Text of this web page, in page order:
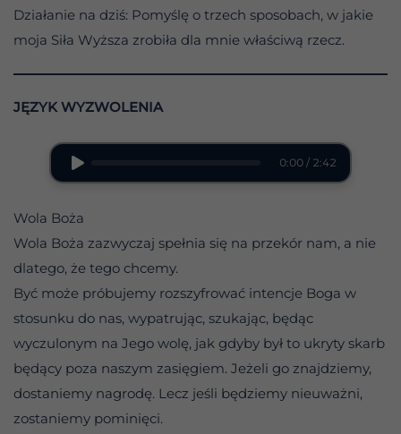
Działanie na dziś: Pomyślę o trzech sposobach, w jakie
moja Siła Wyższa zrobiła dla mnie właściwą rzecz.
JĘZYK WYZWOLENIA
0:00 / 2:42
Wola Boża
Wola Boża zazwyczaj spełnia się na przekór nam, a nie
dlatego, że tego chcemy.
Być może próbujemy rozszyfrować intencje Boga w
stosunku do nas, wypatrując, szukając, będąc
wyczulonym na Jego wolę, jak gdyby był to ukryty skarb
będący poza naszym zasięgiem. Jeżeli go znajdziemy,
dostaniemy nagrodę. Lecz jeśli będziemy nieuważni,
zostaniemy pominięci.